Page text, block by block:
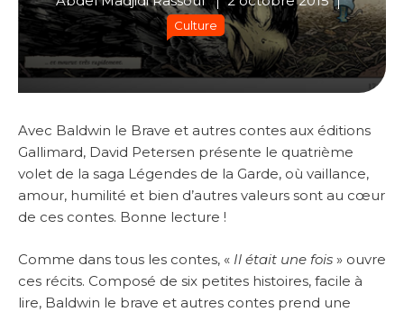
Culture
Avec Baldwin le Brave et autres contes aux éditions
Gallimard, David Petersen présente le quatrième
volet de la saga Légendes de la Garde, où vaillance,
amour, humilité et bien d’autres valeurs sont au cœur
de ces contes. Bonne lecture !
Comme dans tous les contes, « Il était une fois » ouvre
ces récits. Composé de six petites histoires, facile à
lire, Baldwin le brave et autres contes prend une